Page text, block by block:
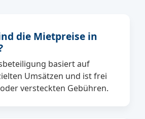
die Mietpreise in
basiert auf
Umsätzen und ist frei
versteckten Gebühren.